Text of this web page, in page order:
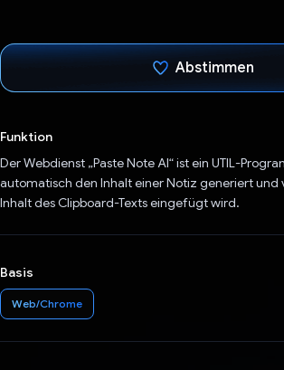
Abstimmen
Funktion
Der Webdienst „Paste Note AI“ ist ein UTIL-
automatisch den Inhalt einer Notiz generiert
Inhalt des Clipboard-Texts eingefügt wird.
Basis
Web/Chrome